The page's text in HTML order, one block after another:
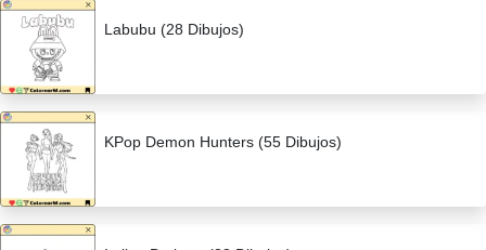
Labubu (28 Dibujos)
KPop Demon Hunters (55 Dibujos)